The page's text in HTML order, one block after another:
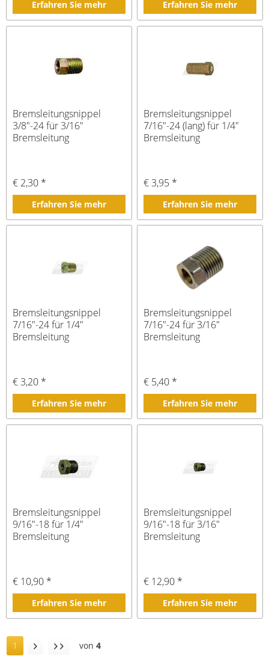
Erfahren Sie mehr Erfahren Sie mehr
Bremsleitungsnippel
3/8"-24 für 3/16"
Bremsleitung
€ 2,30 *
Erfahren Sie mehr
Bremsleitungsnippel
7/16"-24 (lang) für 1/4"
Bremsleitung
€ 3,95 *
Erfahren Sie mehr
Bremsleitungsnippel
7/16"-24 für 1/4"
Bremsleitung
€ 3,20 *
Erfahren Sie mehr
Bremsleitungsnippel
7/16"-24 für 3/16"
Bremsleitung
€ 5,40 *
Erfahren Sie mehr
Bremsleitungsnippel
9/16"-18 für 1/4"
Bremsleitung
€ 10,90 *
Erfahren Sie mehr
Bremsleitungsnippel
9/16"-18 für 3/16"
Bremsleitung
€ 12,90 *
Erfahren Sie mehr
1 von 4